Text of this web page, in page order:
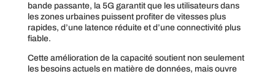
bande passante, la 5G garantit que les utilisateurs dans
les zones urbaines puissent profiter de vitesses plus
rapides, d’une latence réduite et d’une connectivité plus
fiable.
Cette amélioration de la capacité soutient non seulement
les besoins actuels en matière de données, mais ouvre